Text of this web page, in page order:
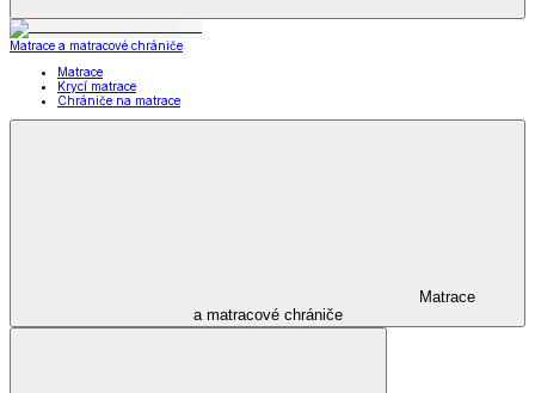
Matrace a matracové chrániče
Matrace
Krycí matrace
Chrániče na matrace
Matrace
a matracové chrániče